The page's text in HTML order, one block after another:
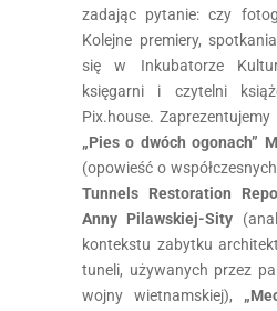
zadając pytanie: czy
Kolejne premiery,
się w Inkubatorze
księgarni i czytelni
Pix.house.
„Pies o dwóch ogonach”
(opowieść o
Tunnels Restoration
Anny Pilawskiej-Sity
kontekstu zabytku
tuneli, używanych przez
wojny wietnamskiej),